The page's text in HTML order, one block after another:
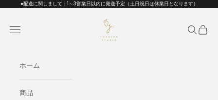
コンテンツへスキップ
●配送に関しまして：1～3営業日以内に発送予定（土日祝日は休業日となります）
GLAD DESIGN
メニュー
検索カート
ホーム
商品